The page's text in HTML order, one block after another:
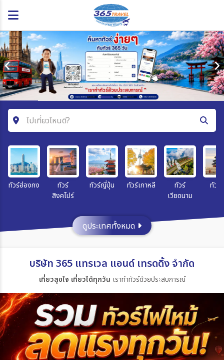
ไปเที่ยวไหนดี?
ค้นหาโปรแกรมทัวร์
คำค้นหา
สายการบิน
ตั้งแต่วันที่
ทัวร์ฮ่องกง
ทัวร์
สิงคโปร์
ทัวร์ญี่ปุ่น ทัวร์เกาหลี
ทัวร์
เวียดนาม
ทัวร์
ดูประเทศทั้งหมด
บริษัท 365 แทรเวล แอนด์ เทรดดิ้ง จำกัด
เที่ยวสุขใจ เที่ยวได้ทุกวัน เราทำทัวร์ด้วยประสบการณ์